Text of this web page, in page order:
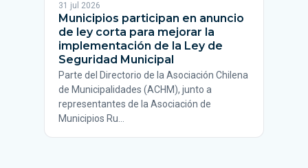
31 jul 2026
Municipios participan en anuncio
de ley corta para mejorar la
implementación de la Ley de
Seguridad Municipal
Parte del Directorio de la Asociación Chilena
de Municipalidades (ACHM), junto a
representantes de la Asociación de
Municipios Ru…